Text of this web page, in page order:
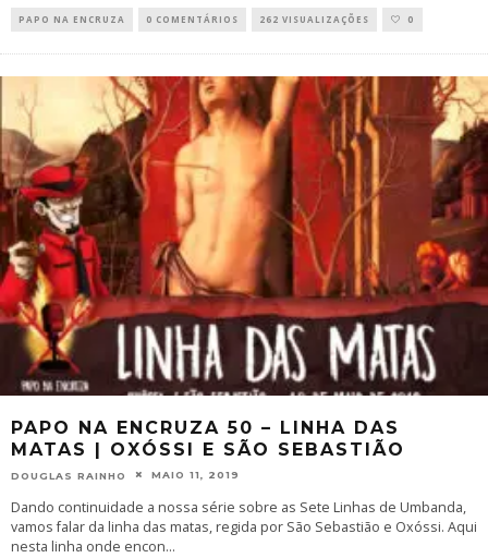
PAPO NA ENCRUZA 0 COMENTÁRIOS 262 VISUALIZAÇÕES 0
PAPO NA ENCRUZA 50 – LINHA DAS
MATAS | OXÓSSI E SÃO SEBASTIÃO
DOUGLAS RAINHO MAIO 11, 2019
Dando continuidade a nossa série sobre as Sete Linhas de Umbanda,
vamos falar da linha das matas, regida por São Sebastião e Oxóssi. Aqui
nesta linha onde encon...